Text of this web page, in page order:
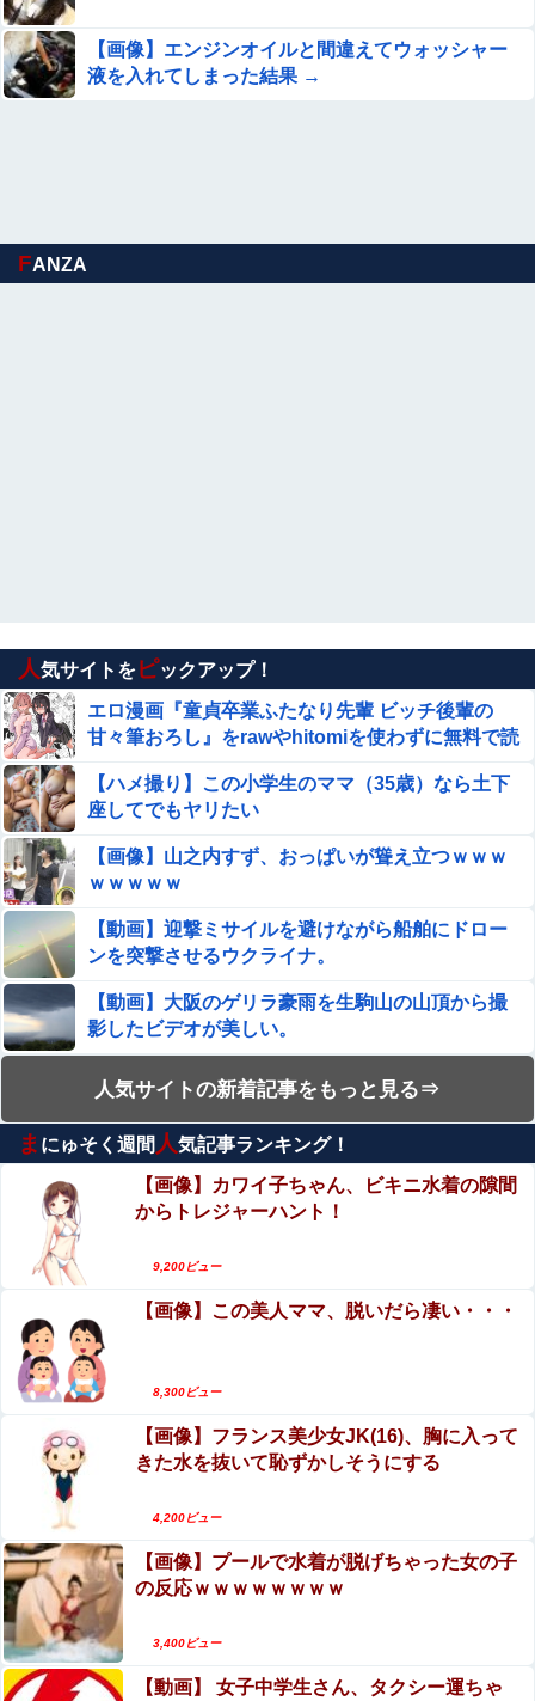
【画像】 元陸部JKが生脚さらす
【謎】台風15号の進路の鍵を握る「高気圧」と「寒冷
渦」、どっちが勝つかで日本大パニックへｗｗｗ他
素直に中国の発展すごいよな
まんさん「女性の膣は男性器を挿入するものではありませ
ん」
【ナイトレイン】 今日も「敵倒アーツ＋1、物攻4、最大
HPup」を求める夜渡りが始まる←オンストで終わりやん
エロ漫画『性転換アプリの正しい使い方』をrawやhitomi
を使わずに無料で読む方法│もげたま
【動画】 美人女優さん、映画でマ○コのビラビラまでめく
らせてしまうｗｗｗｗｗｗ
娘の下着をチェックして職場に暴露する狂気の母親！娘の
彼氏を呪い「洗濯物のパンツ見て性生活を察して泣きた
い」と周囲に暴露していて気持ち悪すぎた
市場総崩れで資金源を失った中国が焦りまくった結果、全
世界の中国系組織が連鎖破綻する可能性が……
【動画】イッヌ、煽ってしまう
琵琶湖三市同時花火大会、開催中止を発表 場所時刻不
明・許可なし・交通整理なし・市が関与否定
トランプ「イランが核兵器を作れば、イタリアを2分で消
滅させる」メローニ「核を持っている国で実際に使ったア
ホはアメリカだけｗ」
【速報】USスチール、1800億円の黒字
wwwwwwwwwwwwwwwwwwwwwwww
【画像】美容師「…手は尽くしました」陰キャ女子「…
ｯ！！」→結果をご覧くださいw w w w w w w w
【動画】国民的アイドルさん、大胆な手コキシーンが
拡散されてしまうwwwww他
【画像】 コスプレイヤーさん(19)、お○ぱいが美しすぎて
AIと間違われるｗｗ
【画像】エンジンオイルと間違えてウォッシャー
液を入れてしまった結果 →
FANZA
人気サイトをピックアップ！
エロ漫画『童貞卒業ふたなり先輩 ビッチ後輩の
甘々筆おろし』をrawやhitomiを使わずに無料で読
【ハメ撮り】この小学生のママ（35歳）なら土下
座してでもヤリたい
【画像】山之内すず、おっぱいが聳え立つｗｗｗ
ｗｗｗｗｗ
【動画】迎撃ミサイルを避けながら船舶にドロー
ンを突撃させるウクライナ。
【動画】大阪のゲリラ豪雨を生駒山の山頂から撮
影したビデオが美しい。
【閲覧注意】フットサルの試合中に顔面が2つに割
れて死亡した選手の動画、凄すぎる
エロ漫画『先生なのに、ハジメテを元教え子にお
そわるなんて!～元教え子が同僚に!?編～』をraw
やhitomiを使わずに無料で読む方法│エデンの林
檎/中条亮
【第5弾】FANZA「50％OFFキャンペーン」開
期間限定セール中！
してしまうｗｗｗｗ
エロ漫画『性転換アプリの正しい使い方』をraw
やhitomiを使わずに無料で読む方法│もげたま
栗原もみじ、ヌード写真集がエロい！ミスアサ芸
2026審査員特別賞の乳首、最高！！
【衝撃映像】男子中学生・銃乱射事件（7人死亡、
23人負傷）の新たな画像・動画、さすがに怖すぎ
る…
人気サイトの新着記事をもっと見る⇒
ま にゅそく週間 人気記事ランキング！
【画像】カワイ子ちゃん、ビキニ水着の隙間
からトレジャーハント！
9,200ビュー
【画像】この美人ママ、脱いだら凄い・・・
8,300ビュー
【画像】フランス美少女JK(16)、胸に入って
きた水を抜いて恥ずかしそうにする
4,200ビュー
【画像】プールで水着が脱げちゃった女の子
の反応ｗｗｗｗｗｗｗｗ
3,400ビュー
【動画】 女子中学生さん、タクシー運ちゃ